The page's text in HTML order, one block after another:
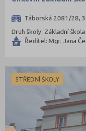
Táborská 2081/28,
Druh školy: Základní škola
Ředitel: Mgr. Jana
STŘEDNÍ ŠKOLY